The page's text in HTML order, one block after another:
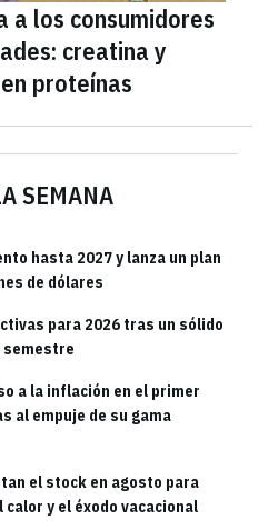
SEMANA
hasta 2027 y lanza un plan
de dólares
para 2026 tras un sólido
semestre
a la inflación en el primer
al empuje de su gama
el stock en agosto para
y el éxodo vacacional
a los consumidores
creatina y
proteínas